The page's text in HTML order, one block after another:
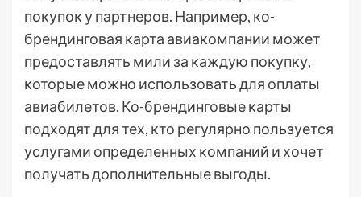
покупок у партнеров. Например, ко-
брендинговая карта авиакомпании может
предоставлять мили за каждую покупку,
которые можно использовать для оплаты
авиабилетов. Ко-брендинговые карты
подходят для тех, кто регулярно пользуется
услугами определенных компаний и хочет
получать дополнительные выгоды.